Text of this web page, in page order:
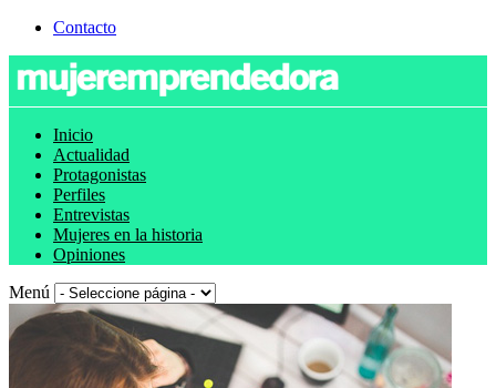
Contacto
Inicio
Actualidad
Protagonistas
Perfiles
Entrevistas
Mujeres en la historia
Opiniones
Menú